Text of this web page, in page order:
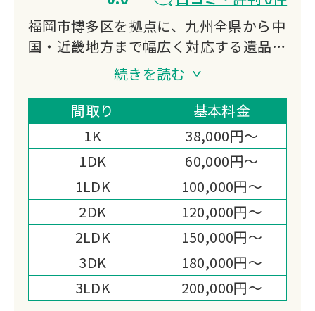
福岡市博多区を拠点に、九州全県から中
国・近畿地方まで幅広く対応する遺品整
理の専門業者です。遺品整理・福祉整
理・特殊清掃の3サービスを提供し、故
人の思い出を大切にしながら誠心誠意の
サービスをお届けします。業界一の低価
格と高品質なサービスで、ご遺族の心の
整理もサポートいたします。
続きを読む
間取り
基本料金
1K
38,000円～
1DK
60,000円～
1LDK
100,000円～
2DK
120,000円～
2LDK
150,000円～
3DK
180,000円～
3LDK
200,000円～